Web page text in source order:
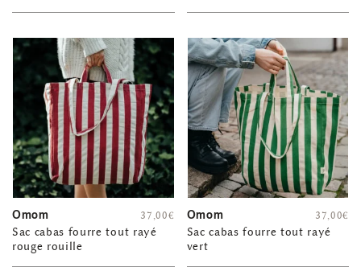
Omom
Sac cabas fourre tout rayé
rouge rouille
37,00€ Omom
Sac cabas fourre tout rayé
vert
37,00€